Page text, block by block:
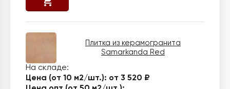
Плитка из керамогранита
Samarkanda Red
от 3 520 ₽